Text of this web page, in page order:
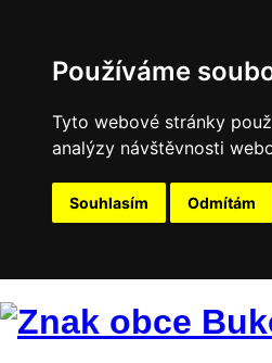
Používáme
Tyto webové stránky
analýzy návštěvnosti
Souhlasím Odmítám